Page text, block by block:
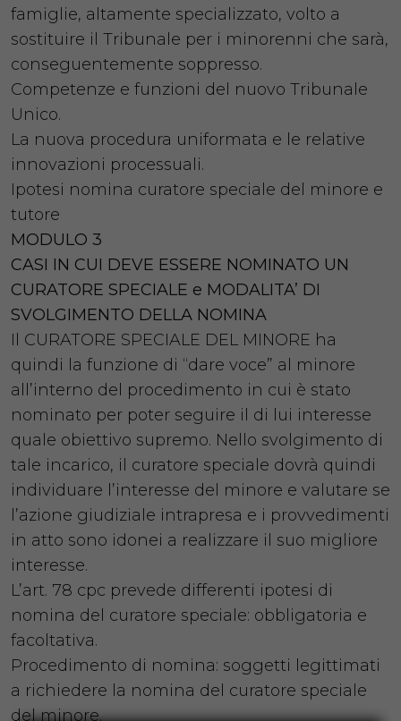
famiglie, altamente specializzato, volto a
sostituire il Tribunale per i minorenni che sarà,
conseguentemente soppresso.
Competenze e funzioni del nuovo Tribunale
Unico.
La nuova procedura uniformata e le relative
innovazioni processuali.
Ipotesi nomina curatore speciale del minore e
tutore
MODULO 3
CASI IN CUI DEVE ESSERE NOMINATO UN
CURATORE SPECIALE e MODALITA’ DI
SVOLGIMENTO DELLA NOMINA
Il CURATORE SPECIALE DEL MINORE ha
quindi la funzione di “dare voce” al minore
all’interno del procedimento in cui è stato
nominato per poter seguire il di lui interesse
quale obiettivo supremo. Nello svolgimento di
tale incarico, il curatore speciale dovrà quindi
individuare l’interesse del minore e valutare se
l’azione giudiziale intrapresa e i provvedimenti
in atto sono idonei a realizzare il suo migliore
interesse.
L’art. 78 cpc prevede differenti ipotesi di
nomina del curatore speciale: obbligatoria e
facoltativa.
Procedimento di nomina: soggetti legittimati
a richiedere la nomina del curatore speciale
del minore.